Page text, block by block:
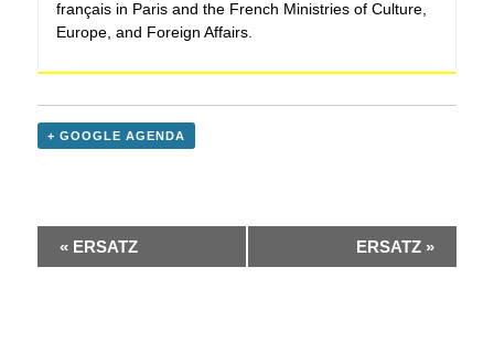
français in Paris and the French Ministries of Culture,
Europe, and Foreign Affairs.
+ GOOGLE AGENDA
« ERSATZ ERSATZ »